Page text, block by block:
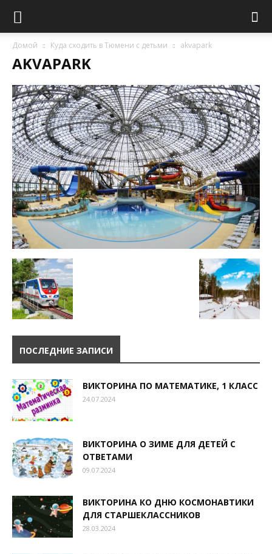
Домой Куда сходить в Тюмени с детьми akvapark
AKVAPARK
ПОСЛЕДНИЕ ЗАПИСИ
ВИКТОРИНА ПО МАТЕМАТИКЕ, 1 КЛАСС
24.07.2024
ВИКТОРИНА О ЗИМЕ ДЛЯ ДЕТЕЙ С
ОТВЕТАМИ
09.07.2024
ВИКТОРИНА КО ДНЮ КОСМОНАВТИКИ
ДЛЯ СТАРШЕКЛАССНИКОВ
28.03.2024